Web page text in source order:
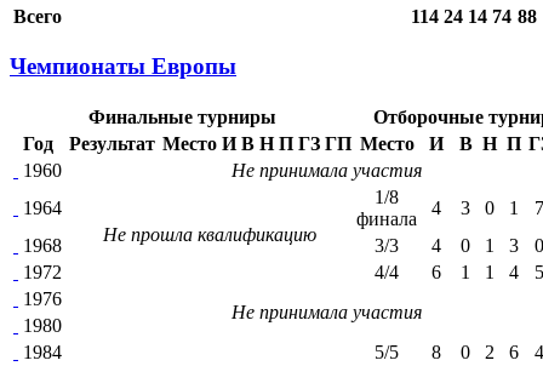
Всего 114 24 14 74 88
Чемпионаты Европы
Финальные турниры
Отборочные
Год
Результат Место И В Н П ГЗ ГП Место И В Н П
1960
Не принимала участия
1964
Не прошла квалификацию
1/8
финала
4 3 0 1
7
1968
3/3 4 0 1 3
0
1972
4/4 6 1 1 4
5
1976
Не принимала участия
1980
1984
5/5 8 0 2 6
4